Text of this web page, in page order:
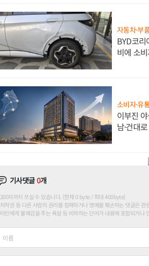
자동차·부
BYD코리
비에 소
소비자·유
이부진
남·건대
기사댓글0개
200자까지 쓰실 수 있습니다. (현재 0 byte / 최대 400byte)
저작권 등 다른 사람의 권리를 침해하거나 명예를 훼손하는 댓글은 관
타인에게 불쾌감을 주는 욕설 등 비하하는 단어가 내용에 포함되거나